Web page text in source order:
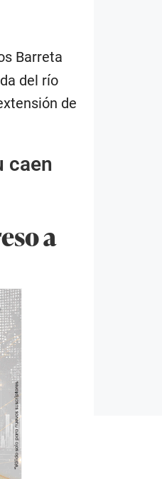
Barreta
del río
de
caen
a